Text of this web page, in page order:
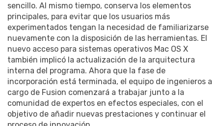
sencillo. Al mismo tiempo, conserva los elementos
principales, para evitar que los usuarios más
experimentados tengan la necesidad de familiarizarse
nuevamente con la disposición de las herramientas. El
nuevo acceso para sistemas operativos Mac OS X
también implicó la actualización de la arquitectura
interna del programa. Ahora que la fase de
incorporación está terminada, el equipo de ingenieros a
cargo de Fusion comenzará a trabajar junto a la
comunidad de expertos en efectos especiales, con el
objetivo de añadir nuevas prestaciones y continuar el